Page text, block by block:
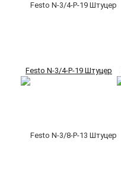
Festo N-3/4-P-19 Штуцер